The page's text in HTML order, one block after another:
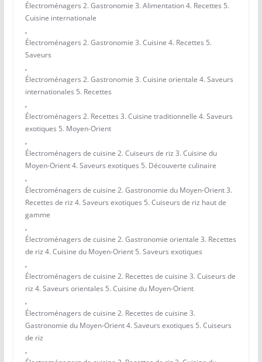
Électroménagers 2. Gastronomie 3. Alimentation 4. Recettes 5.
Cuisine internationale
,
Électroménagers 2. Gastronomie 3. Cuisine 4. Recettes 5.
Saveurs
,
Électroménagers 2. Gastronomie 3. Cuisine orientale 4. Saveurs
internationales 5. Recettes
,
Électroménagers 2. Recettes 3. Cuisine traditionnelle 4. Saveurs
exotiques 5. Moyen-Orient
,
Électroménagers de cuisine 2. Cuiseurs de riz 3. Cuisine du
Moyen-Orient 4. Saveurs exotiques 5. Découverte culinaire
,
Électroménagers de cuisine 2. Gastronomie du Moyen-Orient 3.
Recettes de riz 4. Saveurs exotiques 5. Cuiseurs de riz haut de
gamme
,
Électroménagers de cuisine 2. Gastronomie orientale 3. Recettes
de riz 4. Cuisine du Moyen-Orient 5. Saveurs exotiques
,
Électroménagers de cuisine 2. Recettes de cuisine 3. Cuiseurs de
riz 4. Saveurs orientales 5. Cuisine du Moyen-Orient
,
Électroménagers de cuisine 2. Recettes de cuisine 3.
Gastronomie du Moyen-Orient 4. Saveurs exotiques 5. Cuiseurs
de riz
,